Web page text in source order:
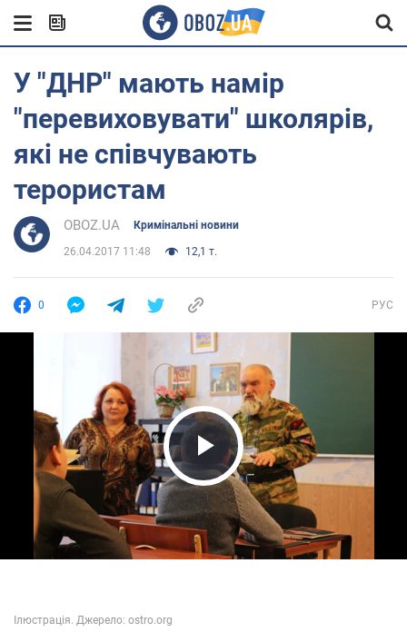
У "ДНР" мають намір
"перевиховувати" школярів,
які не співчувають
терористам
OBOZ.UA Кримінальні новини
26.04.2017 11:48 12,1 т.
0 РУС
Play Video